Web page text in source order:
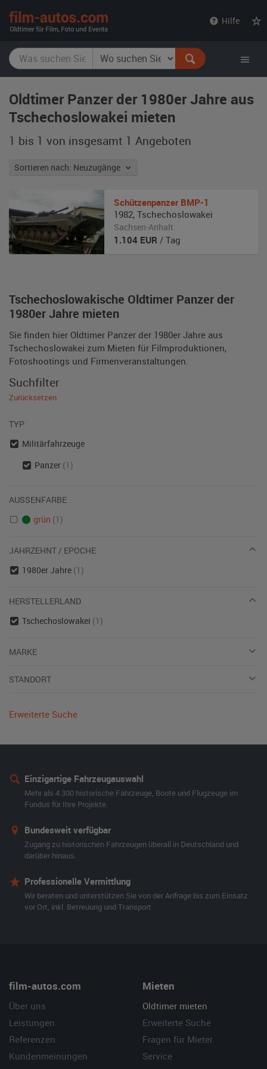
Hilfe
Oldtimer Panzer der 1980er Jahre aus
Tschechoslowakei mieten
1 bis 1 von insgesamt 1 Angeboten
Sortieren nach: Neuzugänge
Tschechoslowakische Oldtimer Panzer der
1980er Jahre mieten
Sie finden hier Oldtimer Panzer der 1980er Jahre aus
Tschechoslowakei zum Mieten für Filmproduktionen,
Fotoshootings und Firmenveranstaltungen.
Schützenpanzer BMP-1
1982, Tschechoslowakei
Sachsen-Anhalt
1.104 EUR / Tag
Suchfilter
Zurücksetzen
TYP
Militärfahrzeuge
Panzer (1)
AUSSENFARBE
grün (1)
JAHRZEHNT / EPOCHE
1980er Jahre (1)
HERSTELLERLAND
Tschechoslowakei (1)
MARKE
STANDORT
Erweiterte Suche
Einzigartige Fahrzeugauswahl
Mehr als 4.300 historische Fahrzeuge, Boote und Flugzeuge im
Fundus für Ihre Projekte.
Bundesweit verfügbar
Zugang zu historischen Fahrzeugen überall in Deutschland und
darüber hinaus.
Professionelle Vermittlung
Wir beraten und unterstützen Sie von der Anfrage bis zum Einsatz
vor Ort, inkl. Betreuung und Transport.
film-autos.com
Über uns
Leistungen
Referenzen
Kundenmeinungen
Mieten
Oldtimer mieten
Erweiterte Suche
Fragen für Mieter
Service